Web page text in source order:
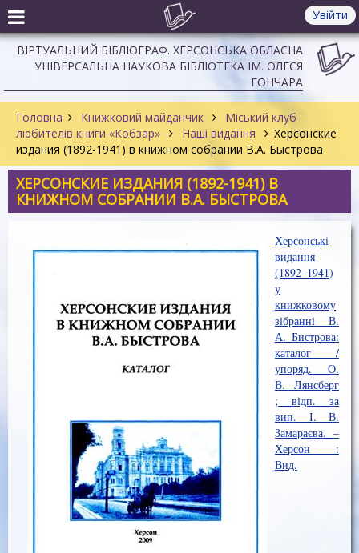
Увійти
ВІРТУАЛЬНИЙ БІБЛІОГРАФ. ХЕРСОНСЬКА ОБЛАСНА
УНІВЕРСАЛЬНА НАУКОВА БІБЛІОТЕКА ІМ. ОЛЕСЯ
ГОНЧАРА
Головна Книжковий майданчик
Міський клуб
любителів книги «Кобзар»
Наші видання
Херсонские
издания (1892-1941) в книжном собрании В.А. Быстрова
ХЕРСОНСКИЕ ИЗДАНИЯ (1892-1941) В
КНИЖНОМ СОБРАНИИ В.А. БЫСТРОВА
Херсонські
видання
(1892–1941)
у
книжковому
зібранні В.
А. Бистрова:
каталог /
упоряд. О.
В. Лянсберг
; відп. за
вип. І. В.
Замараєва. –
Херсон :
Вид.